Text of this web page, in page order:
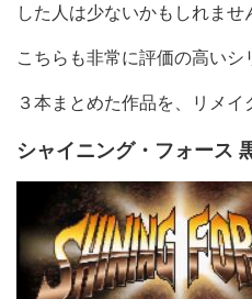
した人は少ないかもしれませ
こちらも非常に評価の高いシ
３本まとめた作品を、リメイ
シャイニング・フォース